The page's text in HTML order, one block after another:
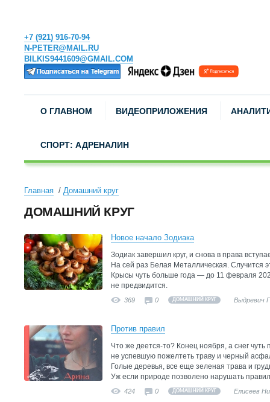
+7 (921) 916-70-94
N-PETER@MAIL.RU
BILKIS9441609@GMAIL.COM
О ГЛАВНОМ ВИДЕОПРИЛОЖЕНИЯ
СПОРТ: АДРЕНАЛИН
Главная Домашний круг
ДОМАШНИЙ КРУГ
Новое начало Зодиака
Зодиак завершил круг, и снова в права
На сей раз Белая Металлическая. Случится
Крысы чуть больше года — до 11 февраля
не предвидится.
369 0 ДОМАШНИЙ КРУГ Выдревич
Против правил
Что же деется-то? Конец ноября, а снег
не успевшую пожелтеть траву и черный
Голые деревья, все еще зеленая трава и
Уж если природе позволено нарушать
424 0 ДОМАШНИЙ КРУГ Елисеев